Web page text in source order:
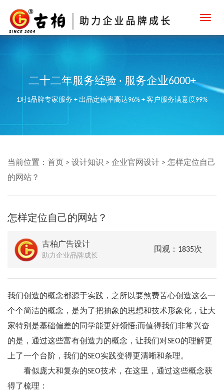
二十二年服务经验 · 服务企业6000+
1对1品牌专家服务 + 出品定稿率高达96% + 客户服务满意度99%
当前位置： 首页 > 设计知识 > 企业官网设计 > 怎样定位自己
的网站？
怎样定位自己的网站？
古柏广告设计
助力企业品牌成长
围观：1835次
我们创造的概念都源于实践，之所以要煞费苦心创造这么一
个个简洁的概念，是为了把抽象的思想和技术形象化，让大
家特别是基础偏差的同学能更好领悟;而值得我们非常兴奋
的是，通过这些富有创造力的概念，让我们对SEO的理解更
上了一个台阶，我们的SEO实践变得更清晰和条理。
看似庞大和复杂的SEO技术，在这里，通过这些概念获
得了梳理：